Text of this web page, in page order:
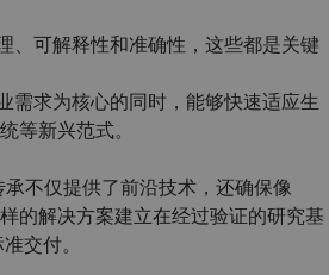
、可解释性和准确性，这些都是关键
需求为核心的同时，能够快速适应生
等新兴范式。
不仅提供了前沿技术，还确保像
的解决方案建立在经过验证的研究基
交付。